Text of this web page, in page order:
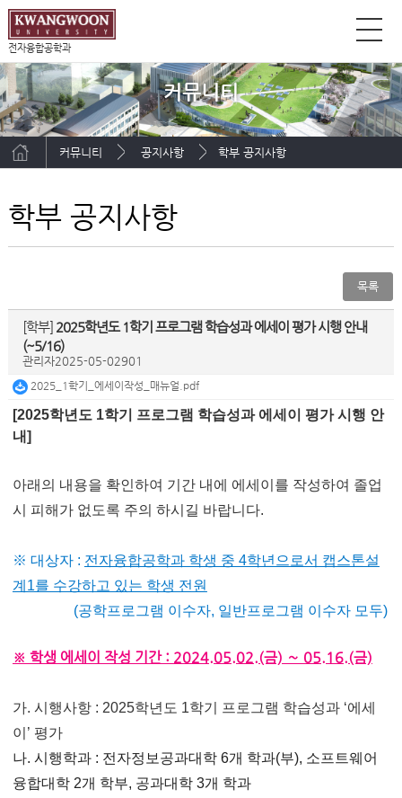
전자융합공학과
커뮤니티
커뮤니티 공지사항 학부 공지사항
학부 공지사항
목록
[학부] 2025학년도 1학기 프로그램 학습성과 에세이 평가 시행 안내
(~5/16)
관리자2025-05-02901
2025_1학기_에세이작성_매뉴얼.pdf
[2025학년도 1학기 프로그램 학습성과 에세이 평가 시행 안
내]
아래의 내용을 확인하여 기간 내에 에세이를 작성하여 졸업
시​ 피해가 없도록 주의 하시길 바랍니다.
※ 대상자 : 전자융합공학과 학생 중 4학년으로서 캡스톤설
계1를 수강하고 있는 학생 전원
(공학프로그램 이수자, 일반프로그램 이수자 모두)
※ 학생 에세이 작성 기간 : 2024.05.02.(금) ∼ 05.16.(금)
가. 시행사항 : 2025학년도 1학기 프로그램 학습성과 ‘에세
이’ 평가
나. 시행학과 : 전자정보공과대학 6개 학과(부), 소프트웨어
융합대학 2개 학부, 공과대학 3개 학과